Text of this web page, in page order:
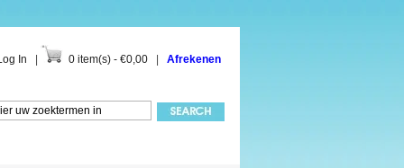
In 0 item(s) - €0,00 Afrekenen